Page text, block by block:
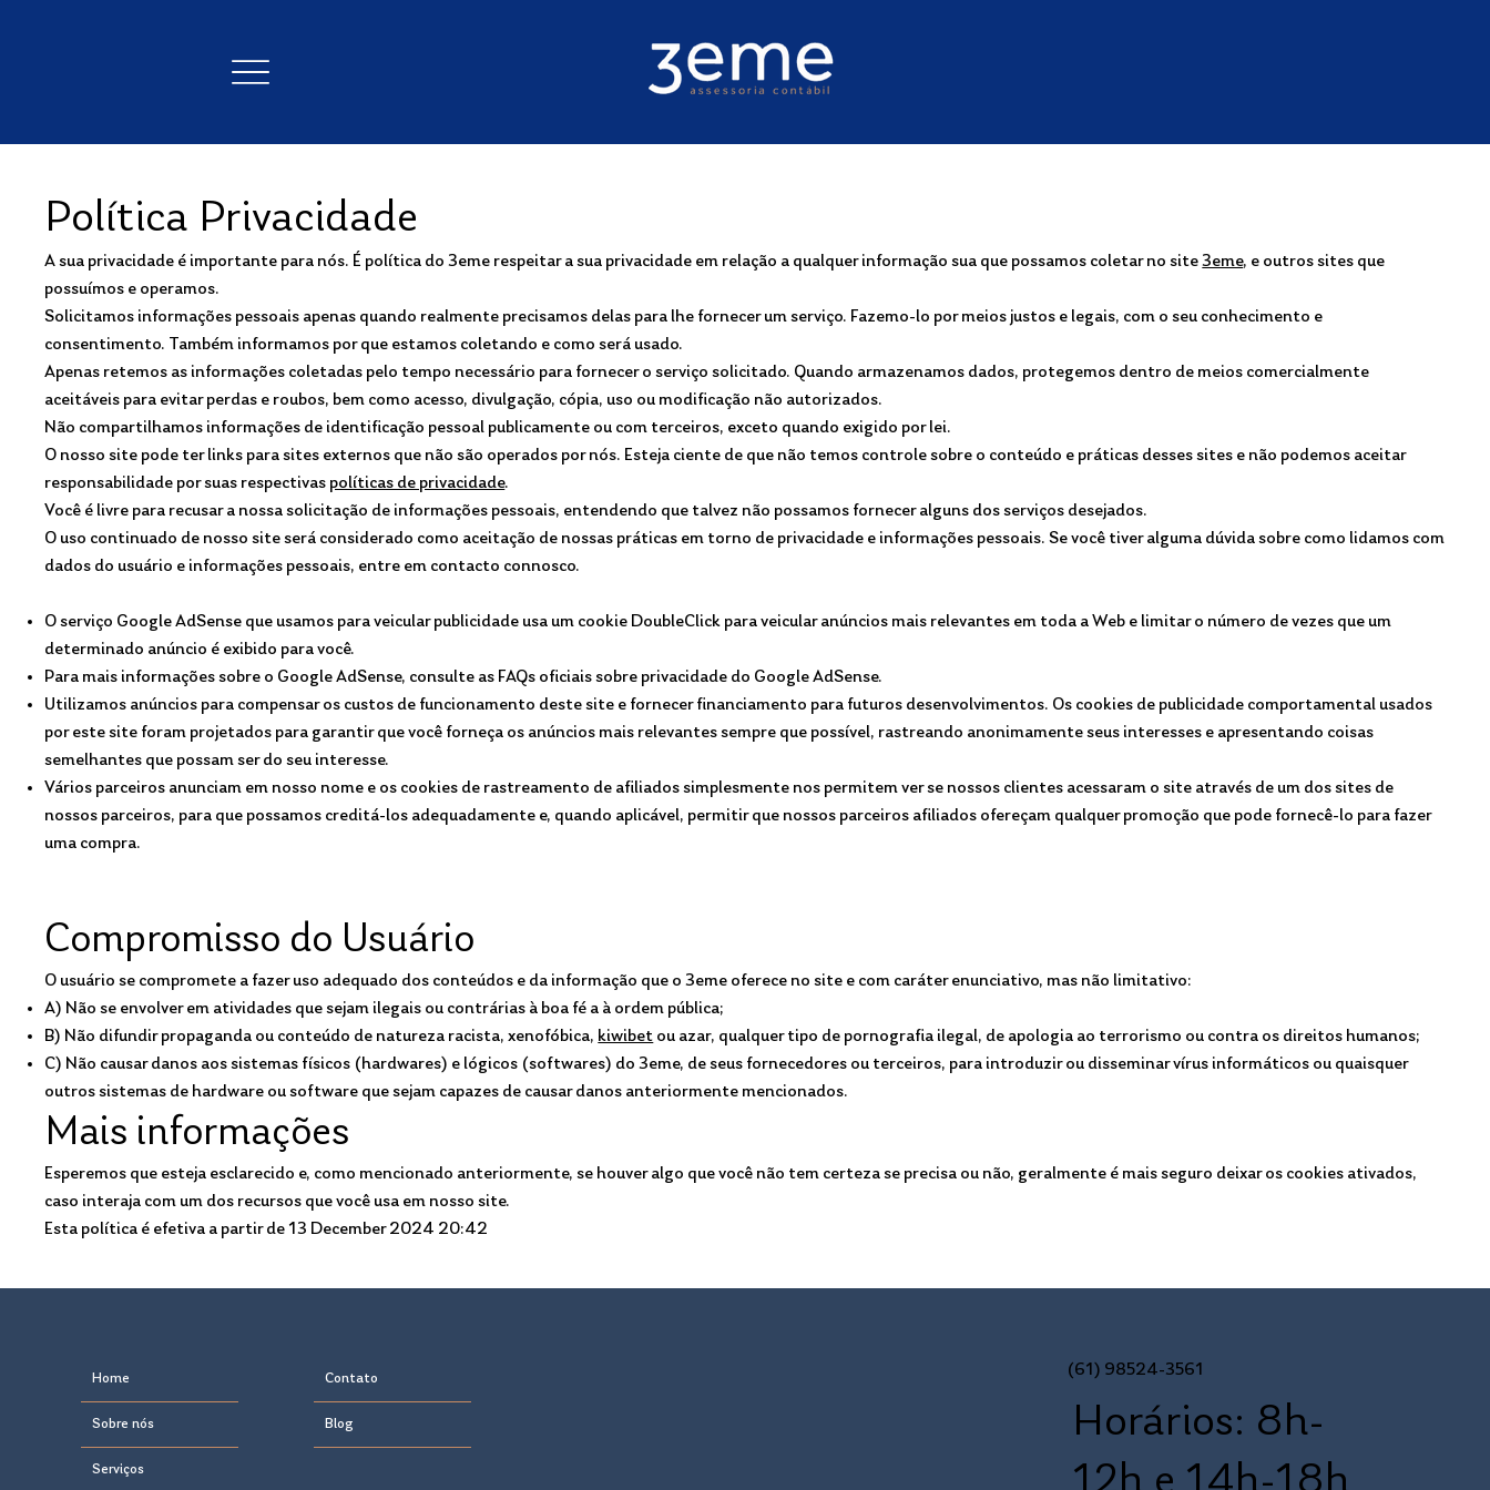
Política Privacidade
A sua privacidade é importante para nós. É política do 3eme respeitar a sua privacidade em relação a qualquer informação sua que possamos coletar no site3eme, e outros sites que
possuímos e operamos.
Solicitamos informações pessoais apenas quando realmente precisamos delas para lhe fornecer um serviço. Fazemo-lo por meios justos e legais, com o seu conhecimento e
consentimento. Também informamos por que estamos coletando e como será usado.
Apenas retemos as informações coletadas pelo tempo necessário para fornecer o serviço solicitado. Quando armazenamos dados, protegemos dentro de meios comercialmente
aceitáveis ​​para evitar perdas e roubos, bem como acesso, divulgação, cópia, uso ou modificação não autorizados.
Não compartilhamos informações de identificação pessoal publicamente ou com terceiros, exceto quando exigido por lei.
O nosso site pode ter links para sites externos que não são operados por nós. Esteja ciente de que não temos controle sobre o conteúdo e práticas desses sites e não podemos aceitar
responsabilidade por suas respectivas políticas de privacidade.
Você é livre para recusar a nossa solicitação de informações pessoais, entendendo que talvez não possamos fornecer alguns dos serviços desejados.
O uso continuado de nosso site será considerado como aceitação de nossas práticas em torno de privacidade e informações pessoais. Se você tiver alguma dúvida sobre como lidamos com
dados do usuário e informações pessoais, entre em contacto connosco.
O serviço Google AdSense que usamos para veicular publicidade usa um cookie DoubleClick para veicular anúncios mais relevantes em toda a Web e limitar o número de vezes que um
determinado anúncio é exibido para você.
Para mais informações sobre o Google AdSense, consulte as FAQs oficiais sobre privacidade do Google AdSense.
Utilizamos anúncios para compensar os custos de funcionamento deste site e fornecer financiamento para futuros desenvolvimentos. Os cookies de publicidade comportamental usados ​​
por este site foram projetados para garantir que você forneça os anúncios mais relevantes sempre que possível, rastreando anonimamente seus interesses e apresentando coisas
semelhantes que possam ser do seu interesse.
Vários parceiros anunciam em nosso nome e os cookies de rastreamento de afiliados simplesmente nos permitem ver se nossos clientes acessaram o site através de um dos sites de
nossos parceiros, para que possamos creditá-los adequadamente e, quando aplicável, permitir que nossos parceiros afiliados ofereçam qualquer promoção que pode fornecê-lo para fazer
uma compra.
Compromisso do Usuário
O usuário se compromete a fazer uso adequado dos conteúdos e da informação que o 3eme oferece no site e com caráter enunciativo, mas não limitativo:
A) Não se envolver em atividades que sejam ilegais ou contrárias à boa fé a à ordem pública;
B) Não difundir propaganda ou conteúdo de natureza racista, xenofóbica, kiwibet ou azar, qualquer tipo de pornografia ilegal, de apologia ao terrorismo ou contra os direitos humanos;
C) Não causar danos aos sistemas físicos (hardwares) e lógicos (softwares) do 3eme, de seus fornecedores ou terceiros, para introduzir ou disseminar vírus informáticos ou quaisquer
outros sistemas de hardware ou software que sejam capazes de causar danos anteriormente mencionados.
Mais informações
Esperemos que esteja esclarecido e, como mencionado anteriormente, se houver algo que você não tem certeza se precisa ou não, geralmente é mais seguro deixar os cookies ativados,
caso interaja com um dos recursos que você usa em nosso site.
Esta política é efetiva a partir de 13 December 2024 20:42
Home
Sobre nós
Serviços
Contato
Blog
(61) 98524-3561
Horários: 8h-